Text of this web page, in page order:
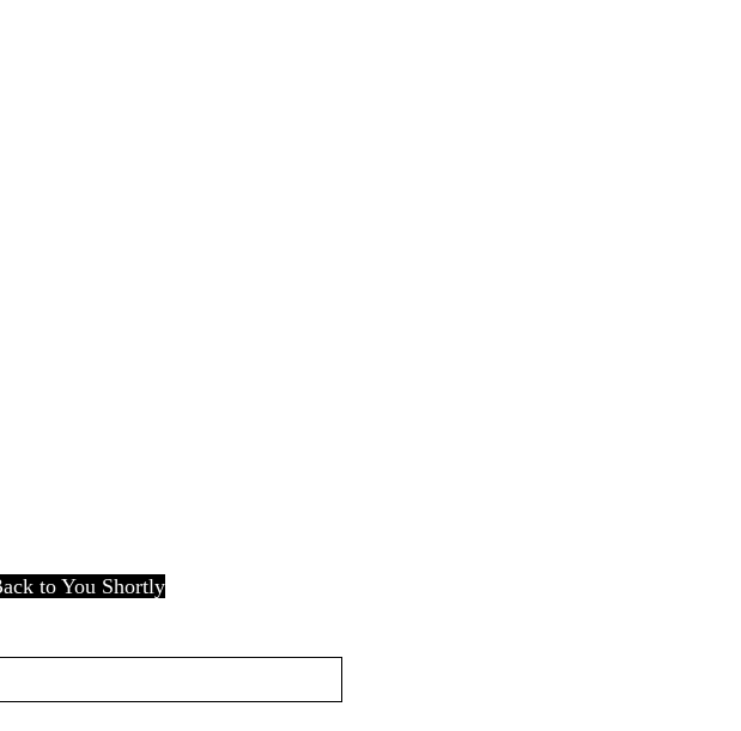
to You Shortly